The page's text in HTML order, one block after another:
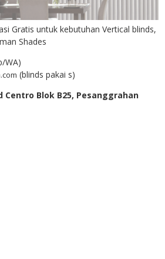
Gratis untuk kebutuhan Vertical blinds,
Shades
WA)
(blinds pakai s)
Centro Blok B25, Pesanggrahan